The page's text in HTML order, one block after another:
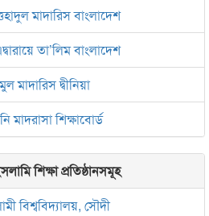
মাদারিস বাংলাদেশ
তা’লিম বাংলাদেশ
মাদারিস দ্বীনিয়া
মাদরাসা শিক্ষাবোর্ড
শিক্ষা প্রতিষ্ঠানসমূহ
বিশ্ববিদ্যালয়, সৌদী